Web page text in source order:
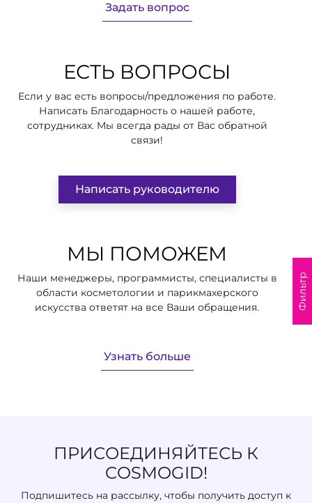
Фильтр
Задать вопрос
ЕСТЬ ВОПРОСЫ
Если у вас есть вопросы/предложения по работе.
Написать Благодарность о нашей работе,
сотрудниках. Мы всегда рады от Вас обратной
связи!
Написать руководителю
МЫ ПОМОЖЕМ
Наши менеджеры, программисты, специалисты в
области косметологии и парикмахерского
искусства ответят на все Ваши обращения.
Узнать больше
ПРИСОЕДИНЯЙТЕСЬ К
COSMOGID!
Подпишитесь на рассылку, чтобы получить доступ к